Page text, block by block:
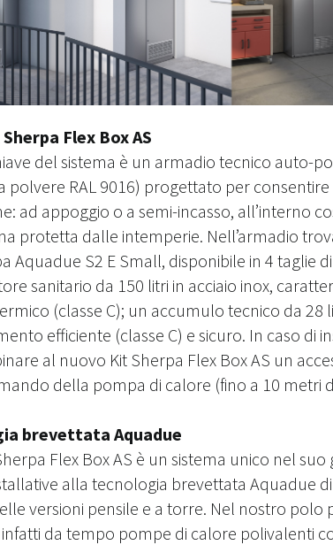
Flex Box AS
del sistema è un armadio tecnico auto-
polvere RAL 9016) progettato per consentire
ad appoggio o a semi-incasso, all’interno
protetta dalle intemperie. Nell’armadio
Aquadue S2 E Small, disponibile in 4 taglie
sanitario da 150 litri in acciaio inox,
(classe C); un accumulo tecnico da 28
efficiente (classe C) e sicuro. In caso di
al nuovo Kit Sherpa Flex Box AS un
della pompa di calore (fino a 10 metri
brevettata Aquadue
Flex Box AS è un sistema unico nel
alla tecnologia brevettata Aquadue
versioni pensile e a torre. Nel nostro polo
da tempo pompe di calore polivalenti